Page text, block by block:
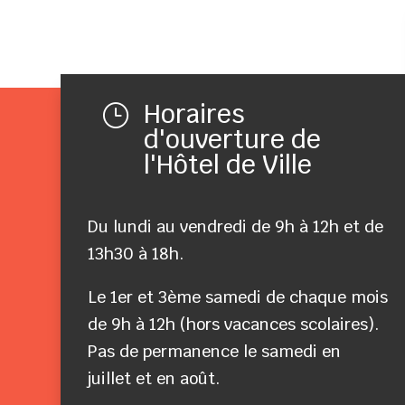
} Horaires
d'ouverture de
l'Hôtel de Ville
Du lundi au vendredi de 9h à 12h et de
13h30 à 18h.
Le 1er et 3ème samedi de chaque mois
de 9h à 12h (hors vacances scolaires).
Pas de permanence le samedi en
juillet et en août.